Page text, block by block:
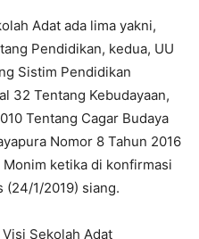
Adat ada lima yakni,
Pendidikan, kedua, UU
Sistim Pendidikan
32 Tentang Kebudayaan,
Tentang Cagar Budaya
Nomor 8 Tahun 2016
Monim ketika di konfirmasi
(24/1/2019) siang.
Sekolah Adat